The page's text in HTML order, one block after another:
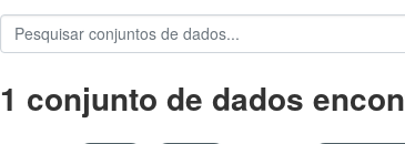
1 conjunto de dados